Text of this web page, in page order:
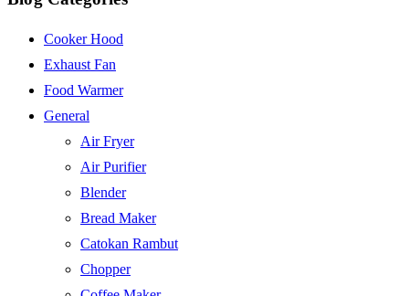
Cooker Hood
Exhaust Fan
Food Warmer
General
Air Fryer
Air Purifier
Blender
Bread Maker
Catokan Rambut
Chopper